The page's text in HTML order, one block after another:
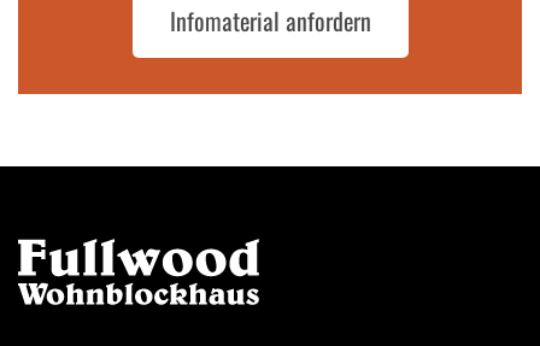
Infomaterial anfordern